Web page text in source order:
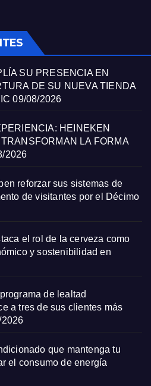
SU PRESENCIA EN
DE SU NUEVA TIENDA
09/08/2026
HEINEKEN
LA FORMA
2026
reforzar sus sistemas de
de visitantes por el Décimo
el rol de la cerveza como
y sostenibilidad en
de lealtad
a tres de sus clientes más
que mantenga tu
el consumo de energía